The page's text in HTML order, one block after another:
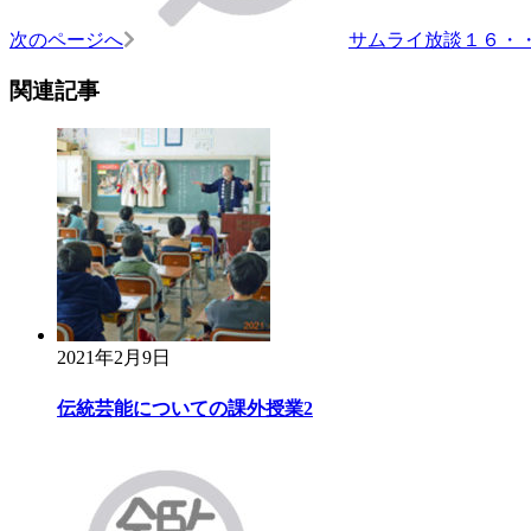
次のページへ サムライ放談１６・
関連記事
2021年2月9日
伝統芸能についての課外授業2